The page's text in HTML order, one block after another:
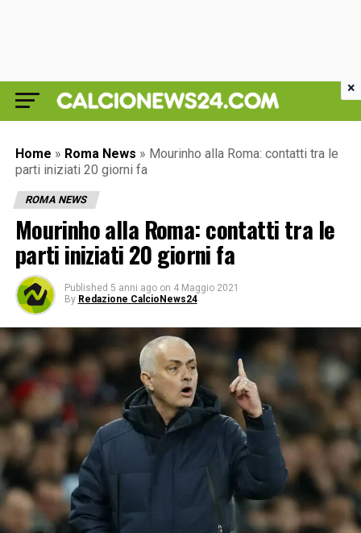
Home » Roma News » Mourinho alla Roma: contatti tra le
parti iniziati 20 giorni fa
ROMA NEWS
Mourinho alla Roma: contatti tra le
parti iniziati 20 giorni fa
Published 5 anni ago on 4 Maggio 2021
By Redazione CalcioNews24
×